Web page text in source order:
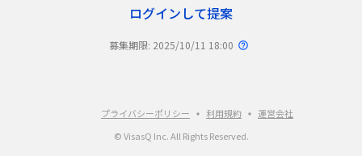
ログインして提案
募集期限: 2025/10/11 18:00
プライバシーポリシー 利用規約
運営会社
© VisasQ Inc. All Rights Reserved.